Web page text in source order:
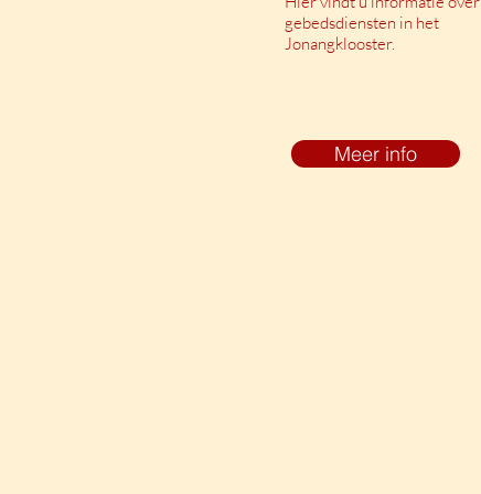
gebedsdiensten in het
Jonangklooster.
Meer info